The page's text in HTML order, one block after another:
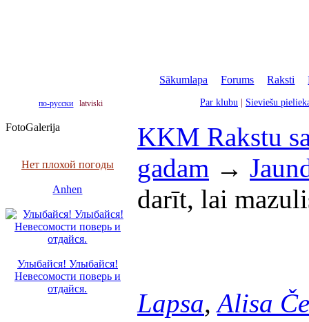
Sākumlapa |Forums |Raksti |
по-русски latviski Par klubu Sieviešu
FotoGalerija
Нет плохой погоды
Anhen
Улыбайся! Улыбайся!
Невесомости поверь и
отдайся.
KKM Rakstu
gadam →
darīt, lai
Lapsa,Alisa